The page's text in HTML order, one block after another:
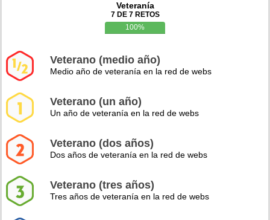
Veteranía
7 DE 7 RETOS
100%
Veterano (medio año)
Medio año de veteranía en la red de webs
Veterano (un año)
Un año de veteranía en la red de webs
Veterano (dos años)
Dos años de veteranía en la red de webs
Veterano (tres años)
Tres años de veteranía en la red de webs